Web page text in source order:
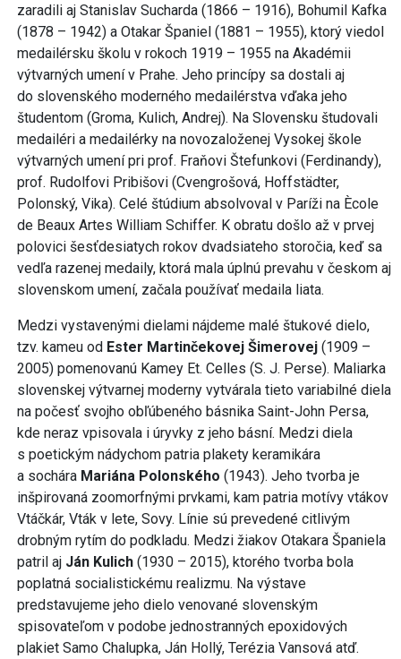
zaradili aj Stanislav Sucharda (1866 – 1916), Bohumil Kafka
(1878 – 1942) a Otakar Španiel (1881 – 1955), ktorý viedol
medailérsku školu v rokoch 1919 – 1955 na Akadémii
výtvarných umení v Prahe. Jeho princípy sa dostali aj
do slovenského moderného medailérstva vďaka jeho
študentom (Groma, Kulich, Andrej). Na Slovensku študovali
medailéri a medailérky na novozaloženej Vysokej škole
výtvarných umení pri prof. Fraňovi Štefunkovi (Ferdinandy),
prof. Rudolfovi Pribišovi (Cvengrošová, Hoffstädter,
Polonský, Vika). Celé štúdium absolvoval v Paríži na Ècole
de Beaux Artes William Schiffer. K obratu došlo až v prvej
polovici šesťdesiatych rokov dvadsiateho storočia, keď sa
vedľa razenej medaily, ktorá mala úplnú prevahu v českom aj
slovenskom umení, začala používať medaila liata.
Medzi vystavenými dielami nájdeme malé štukové dielo,
tzv. kameu od Ester Martinčekovej Šimerovej (1909 –
2005) pomenovanú Kamey Et. Celles (S. J. Perse). Maliarka
slovenskej výtvarnej moderny vytvárala tieto variabilné diela
na počesť svojho obľúbeného básnika Saint-John Persa,
kde neraz vpisovala i úryvky z jeho básní. Medzi diela
s poetickým nádychom patria plakety keramikára
a sochára Mariána Polonského (1943). Jeho tvorba je
inšpirovaná zoomorfnými prvkami, kam patria motívy vtákov
Vtáčkár, Vták v lete, Sovy. Línie sú prevedené citlivým
drobným rytím do podkladu. Medzi žiakov Otakara Španiela
patril aj Ján Kulich (1930 – 2015), ktorého tvorba bola
poplatná socialistickému realizmu. Na výstave
predstavujeme jeho dielo venované slovenským
spisovateľom v podobe jednostranných epoxidových
plakiet Samo Chalupka, Ján Hollý, Terézia Vansová atď.